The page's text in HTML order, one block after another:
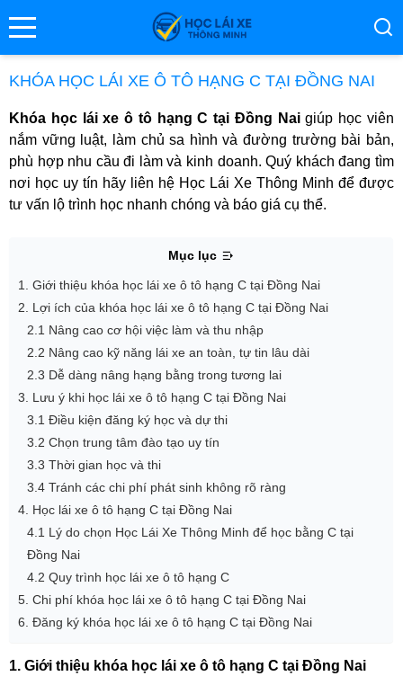
menu
KHÓA HỌC LÁI XE Ô TÔ HẠNG C TẠI ĐỒNG NAI
Khóa học lái xe ô tô hạng C tại Đồng Naigiúp học viên
nắm vững luật, làm chủ sa hình và đường trường bài bản,
phù hợp nhu cầu đi làm và kinh doanh. Quý khách đang tìm
nơi học uy tín hãy liên hệ Học Lái Xe Thông Minh để được
tư vấn lộ trình học nhanh chóng và báo giá cụ thể.
Mục lục
1. Giới thiệu khóa học lái xe ô tô hạng C tại Đồng Nai
2. Lợi ích của khóa học lái xe ô tô hạng C tại Đồng Nai
2.1 Nâng cao cơ hội việc làm và thu nhập
2.2 Nâng cao kỹ năng lái xe an toàn, tự tin lâu dài
2.3 Dễ dàng nâng hạng bằng trong tương lai
3. Lưu ý khi học lái xe ô tô hạng C tại Đồng Nai
3.1 Điều kiện đăng ký học và dự thi
3.2 Chọn trung tâm đào tạo uy tín
3.3 Thời gian học và thi
3.4 Tránh các chi phí phát sinh không rõ ràng
4. Học lái xe ô tô hạng C tại Đồng Nai
4.1 Lý do chọn Học Lái Xe Thông Minh để học bằng C tại
Đồng Nai
4.2 Quy trình học lái xe ô tô hạng C
5. Chi phí khóa học lái xe ô tô hạng C tại Đồng Nai
6. Đăng ký khóa học lái xe ô tô hạng C tại Đồng Nai
1. Giới thiệu khóa học lái xe ô tô hạng C tại Đồng Nai